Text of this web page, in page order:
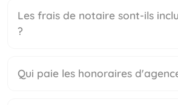
Les frais de notaire sont-ils
?
Qui paie les honoraires